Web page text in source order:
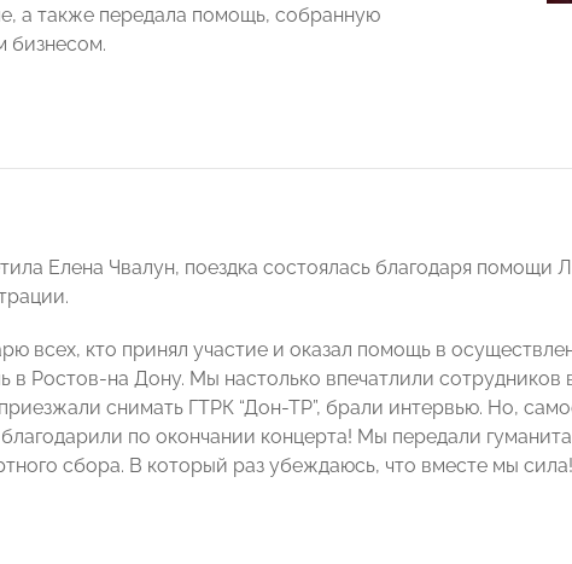
а также передала помощь, собранную
бизнесом.
Елена Чвалун, поездка состоялась благодаря
всех, кто принял участие и оказал помощь в
в Ростов-на Дону. Мы настолько впечатлили сотрудников
снимать ГТРК “Дон-ТР”, брали интервью. Но,
по окончании концерта! Мы передали
сбора. В который раз убеждаюсь, что вместе мы